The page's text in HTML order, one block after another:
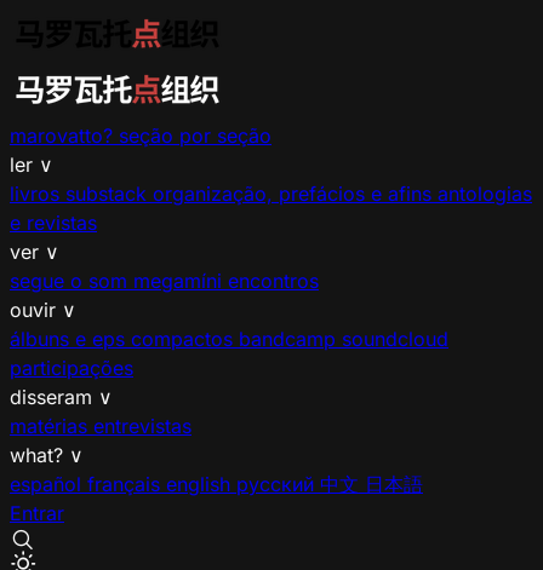
marovatto? seção por seção
ler ∨
livros substack organização, prefácios e afins antologias
e revistas
ver ∨
segue o som megamíni encontros
ouvir ∨
álbuns e eps compactos bandcamp soundcloud
participações
disseram ∨
matérias entrevistas
what? ∨
español français english русский 中文 日本語
Entrar